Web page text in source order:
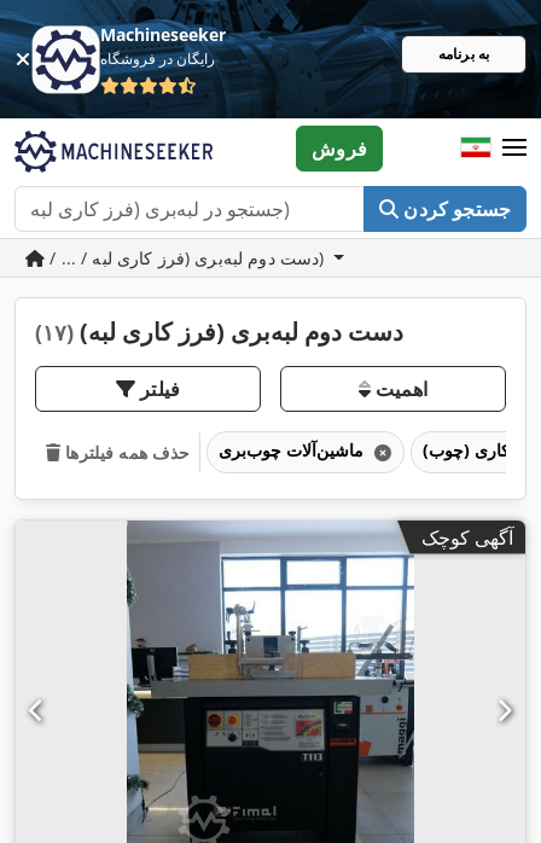
Machineseeker
رایگان در فروشگاه به برنامه
جستجو کردن
فروش
/ ... / دست دوم لبه‌بری (فرز کاری لبه)
دست دوم لبه‌بری (فرز کاری لبه) (۱۷)
فیلتر اهمیت
حذف همه فیلترها
آگهی کوچک